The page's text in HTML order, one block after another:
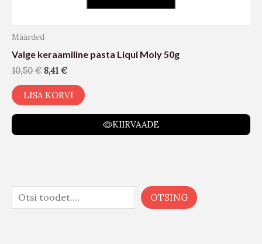
OTSING
Määrded
Valge keraamiline pasta Liqui Moly 50g
10,50€ 8,41 €
LISA KORVI
KIIRVAADE